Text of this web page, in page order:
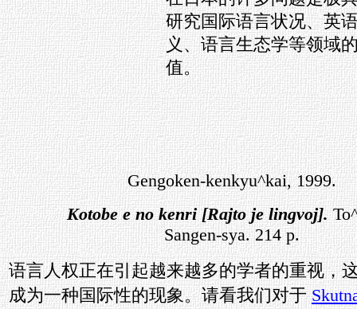
研究国际语言状况、英
义、语言生态学等领域
值。
Gengoken-kenkyu^kai, 1999.
Kotobe e no kenri [Rajto je lingvoj].
Sangen-sya. 214 p.
语言人权正在引起越来越多的学者的重视，
成为一种国际性的现象。请看我们对于